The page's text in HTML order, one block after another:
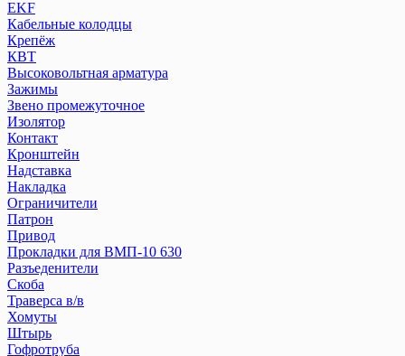
EKF
Кабельные колодцы
Крепёж
КВТ
Высоковольтная арматура
Зажимы
Звено промежуточное
Изолятор
Контакт
Кронштейн
Надставка
Накладка
Ограничители
Патрон
Привод
Прокладки для ВМП-10 630
Разъеденители
Скоба
Траверса в/в
Хомуты
Штырь
Гофротруба